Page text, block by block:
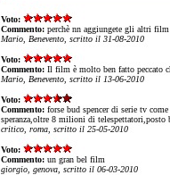
Voto:
Commento: perchè nn aggiungete gli altri film
Mario, Benevento, scritto il 31-08-2010
Voto:
Commento: Il film è molto ben fatto peccato
Mario, Benevento, scritto il 13-06-2010
Voto:
Commento: forse bud spencer di serie tv
speranza,oltre 8 milioni di telespettatori,posto
critico, roma, scritto il 25-05-2010
Voto:
Commento: un gran bel film
giorgio, genova, scritto il 06-03-2010